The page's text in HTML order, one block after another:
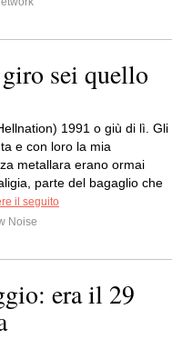
sei quello
1991 o giù di lì. Gli
e con loro la mia
metallara erano ormai
parte del bagaglio che
il seguito
Noise
era il 29